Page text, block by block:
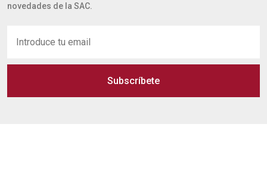
novedades de la SAC.
Subscríbete